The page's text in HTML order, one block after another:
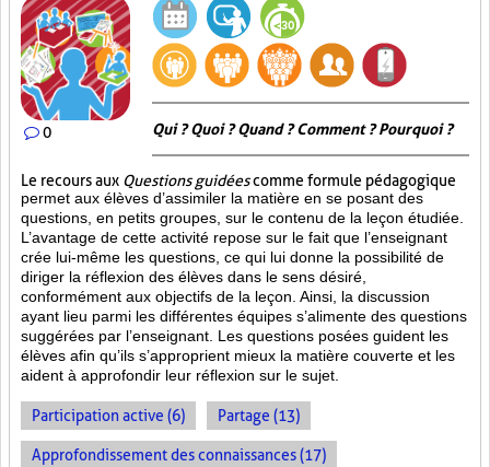
0 Qui ? Quoi ? Quand ? Comment ? Pourquoi ?
Le recours aux Questions guidéescomme formule pédagogique
permet aux élèves d’assimiler la matière en se posant des
questions, en petits groupes, sur le contenu de la leçon étudiée.
L’avantage de cette activité repose sur le fait que l’enseignant
crée lui-même les questions, ce qui lui donne la possibilité de
diriger la réflexion des élèves dans le sens désiré,
conformément aux objectifs de la leçon. Ainsi, la discussion
ayant lieu parmi les différentes équipes s’alimente des questions
suggérées par l’enseignant. Les questions posées guident les
élèves afin qu’ils s’approprient mieux la matière couverte et les
aident à approfondir leur réflexion sur le sujet.
Participation active (6) Partage (13)
Approfondissement des connaissances (17)